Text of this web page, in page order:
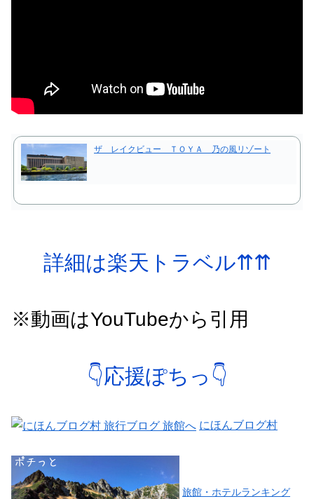
ザ レイクビュー ＴＯＹＡ 乃の風リゾート
詳細は楽天トラベル⇈⇈
※動画はYouTubeから引用
👇応援ぽちっ👇
にほんブログ村
旅館・ホテルランキング